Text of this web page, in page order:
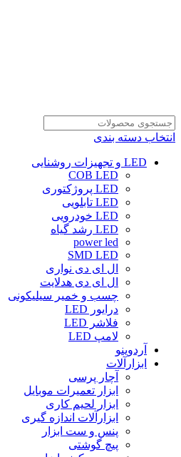
انتخاب دسته بندی
LED و تجهیزات روشنایی
COB LED
LED پروژکتوری
LED تابلویی
LED خودرویی
LED رشد گیاه
power led
SMD LED
ال ای دی نواری
ال ای دی هدلایت
چسب و خمیر سیلیکونی
درایور LED
فلاشر LED
لامپ LED
آردوینو
ابزارآلات
آچار پرسی
ابزار تعمیرات موبایل
ابزار لحیم کاری
ابزارآلات اندازه گیری
پنس و ست ابزار
پیچ گوشتی